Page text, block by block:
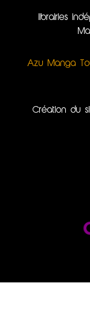
librairies
Azu Manga
Création du